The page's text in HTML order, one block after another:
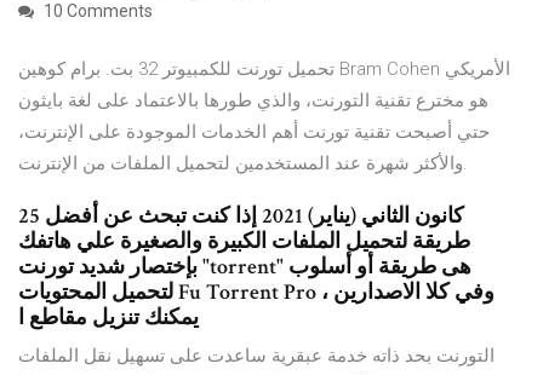
10 Comments
تحميل تورنت للكمبيوتر 32 بت. برام كوهين Bram Cohen الأمريكي
هو مخترع تقنية التورنت، والذي طورها بالاعتماد على لغة بايثون
حتي أصبحت تقنية تورنت أهم الخدمات الموجودة على الإنترنت،
والأكثر شهرة عند المستخدمين لتحميل الملفات من الإنترنت.
25 كانون الثاني (يناير) 2021 إذا كنت تبحث عن أفضل
طريقة لتحميل الملفات الكبيرة والصغيرة علي هاتفك
بإختصار شديد تورنت "torrent" هى طريقة أو أسلوب
لتحميل المحتويات Fu Torrent Pro ، وفي كلا الاصدارين
يمكنك تنزيل مقاطع ا
التورنت بحد ذاته خدمة عبقرية ساعدت على تسهيل نقل الملفات